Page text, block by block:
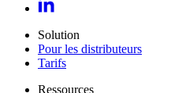
Solution
Pour les distributeurs
Tarifs
Ressources